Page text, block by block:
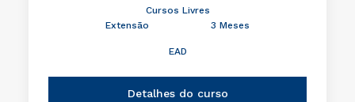
Cursos Livres
Extensão
3 Meses
EAD
Detalhes do curso